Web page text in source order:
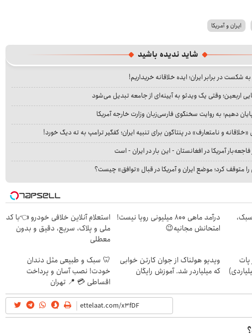
ایران و آمریکا
شاید ندیده باشید
شکست در برابر ایران؛ ایده خلاقانه خریداریم!
اربعین؛ وقتی یک ویدئو به آیینه‌ای از جامعه تبدیل می‌شود
دهیم؛ به روایت سخنگوی فارسی‌زبان وزارت خارجه آمریکا
و نامتعارف» در پنتاگون برای تنبیه ایران؛ کفگیر ترامپ به ته دیگ خورد!
فاجعه‌بار آمریکا در افغانستان - این بار در ایران - است
را متوقف کرد؛ موضع ایران و آمریکا در قبال «توافق» چیست؟
درآمد ماهی 800 میلیونی رویا نیست!
امتحانش مجانیه😉
استعلام آنلاین خلافی خودرو 👈با کد
ملی و پلاک، سریع، دقیق و بدون
معطلی
پات
ویدیو هولناک از جوان کارتن خوابی
که میلیاردر شد. آموزش رایگان
🦷 سبک و طبیعی مثل دندان
خودت! نصب آسان و پرداخت
اقساطی 💳 📍 تهران